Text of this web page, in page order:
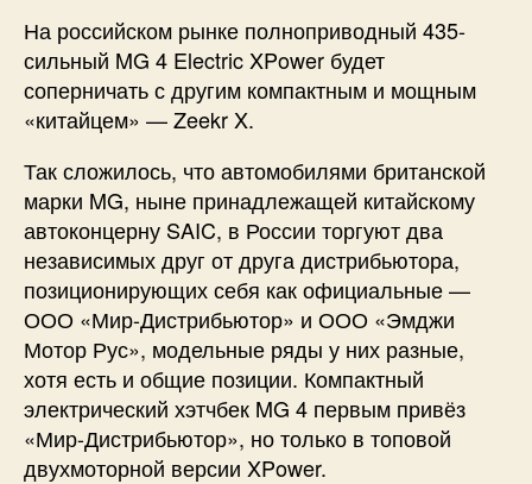
На российском рынке полноприводный 435-
сильный MG 4 Electric XPower будет
соперничать с другим компактным и мощным
«китайцем» — Zeekr X.
Так сложилось, что автомобилями британской
марки MG, ныне принадлежащей китайскому
автоконцерну SAIC, в России торгуют два
независимых друг от друга дистрибьютора,
позиционирующих себя как официальные —
ООО «Мир-Дистрибьютор» и ООО «Эмджи
Мотор Рус», модельные ряды у них разные,
хотя есть и общие позиции. Компактный
электрический хэтчбек MG 4 первым привёз
«Мир-Дистрибьютор», но только в топовой
двухмоторной версии XPower.